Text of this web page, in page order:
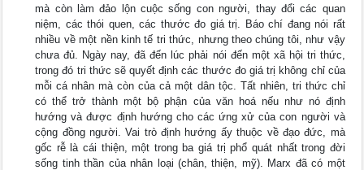
mà còn làm đảo lộn cuộc sống con người, thay đổi các quan
niệm, các thói quen, các thước đo giá trị. Báo chí đang nói rất
nhiều về một nền kinh tế tri thức, nhưng theo chúng tôi, như vậy
chưa đủ. Ngày nay, đã đến lúc phải nói đến một xã hội tri thức,
trong đó tri thức sẽ quyết định các thước đo giá trị không chỉ của
mỗi cá nhân mà còn của cả một dân tộc. Tất nhiên, tri thức chỉ
có thể trở thành một bộ phận của văn hoá nếu như nó định
hướng và được định hướng cho các ứng xử của con người và
cộng đồng người. Vai trò định hướng ấy thuộc về đạo đức, mà
gốc rễ là cái thiện, một trong ba giá trị phổ quát nhất trong đời
sống tinh thần của nhân loại (chân, thiện, mỹ). Marx đã có một